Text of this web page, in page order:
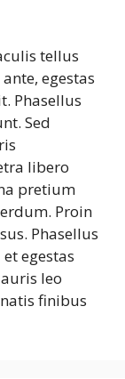
tellus
egestas
Phasellus
Sed
libero
pretium
Proin
Phasellus
egestas
leo
finibus